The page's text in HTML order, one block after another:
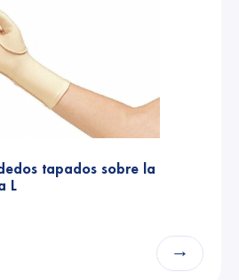
tapados sobre la
L
→